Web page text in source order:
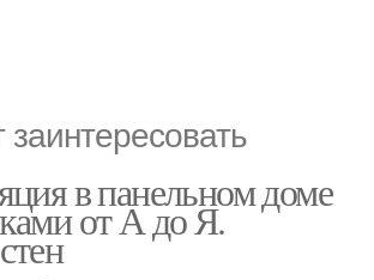
в панельном доме
от А до Я.